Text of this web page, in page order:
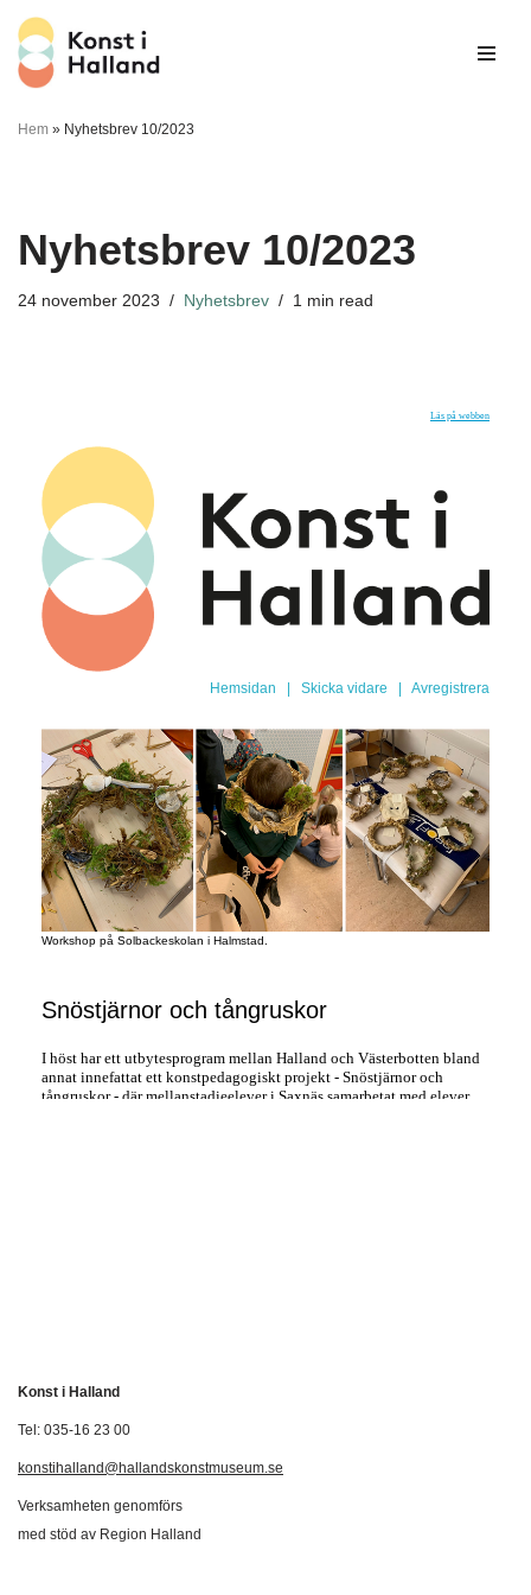
Hoppa
till
innehåll
Hem » Nyhetsbrev 10/2023
Nyhetsbrev 10/2023
24 november 2023 Nyhetsbrev 1 min read
Konst i Halland
Tel: 035-16 23 00
konstihalland@hallandskonstmuseum.se
Verksamheten genomförs
med stöd av Region Halland